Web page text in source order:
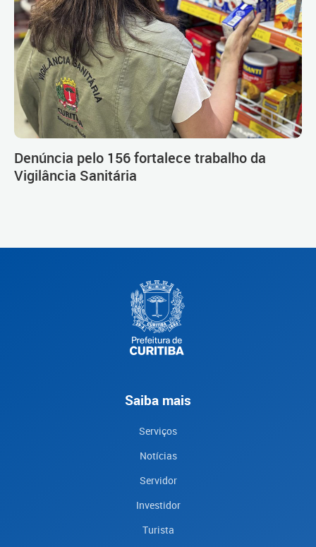
Denúncia pelo 156 fortalece trabalho da
Vigilância Sanitária
Saiba mais
Serviços
Notícias
Servidor
Investidor
Turista